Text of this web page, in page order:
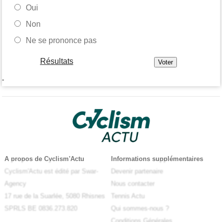
Oui
Non
Ne se prononce pas
Résultats
-
A propos de Cyclism'Actu
Cyclism'Actu est édité par Swar-
Agency
17 rue de la Suarlée, 5080 Rhisnes
SPRLS BE 0836.273.820
Informations supplémentaires
Devenir partenaire
Nous contacter
Tennis Actu
Qui sommes-nous ?